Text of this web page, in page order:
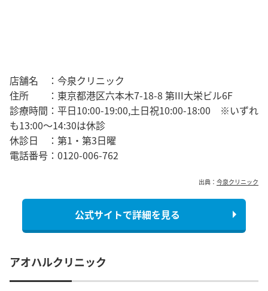
店舗名 ：今泉クリニック
住所 ：東京都港区六本木7-18-8 第III大栄ビル6F
診療時間：平日10:00-19:00,土日祝10:00-18:00 ※いずれ
も13:00～14:30は休診
休診日 ：第1・第3日曜
電話番号：0120-006-762
出典： 今泉クリニック
公式サイトで詳細を見る
アオハルクリニック